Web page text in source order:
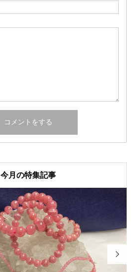
今月の特集記事
